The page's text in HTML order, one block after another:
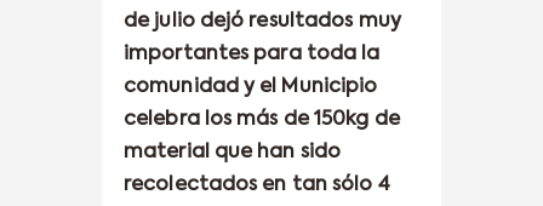
de julio dejó resultados muy
importantes para toda la
comunidad y el Municipio
celebra los más de 150kg de
material que han sido
recolectados en tan sólo 4